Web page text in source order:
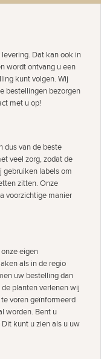
Dat kan ook in
wordt ontvang u een
kunt volgen. Wij
bestellingen bezorgen
met u op!
dus van de beste
veel zorg, zodat de
gebruiken labels om
zitten. Onze
voorzichtige manier
eigen
als in de regio
uw bestelling dan
planten verlenen wij
voren geïnformeerd
worden. Bent u
kunt u zien als u uw